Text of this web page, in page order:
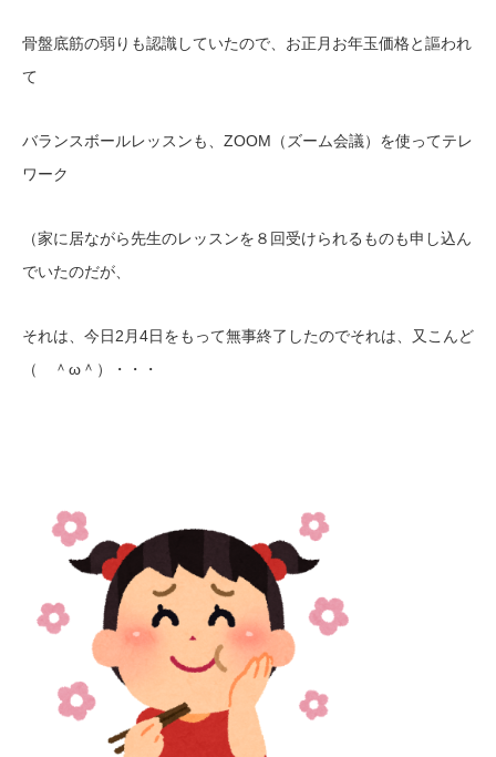
骨盤底筋の弱りも認識していたので、お正月お年玉価格と謳われ
て
バランスボールレッスンも、ZOOM（ズーム会議）を使ってテレ
ワーク
（家に居ながら先生のレッスンを８回受けられるものも申し込ん
でいたのだが、
それは、今日2月4日をもって無事終了したのでそれは、又こんど
（ ＾ω＾）・・・